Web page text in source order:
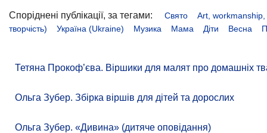
Споріднені публікації, за тегами: Свято
Art,
творчість)
Україна (Ukraine) Музика Мама Діти Весна
Тетяна Прокоф’єва. Віршики для малят про домашніх
Ольга Зубер. Збірка віршів для дітей та дорослих
Ольга Зубер. «Дивина» (дитяче оповідання)